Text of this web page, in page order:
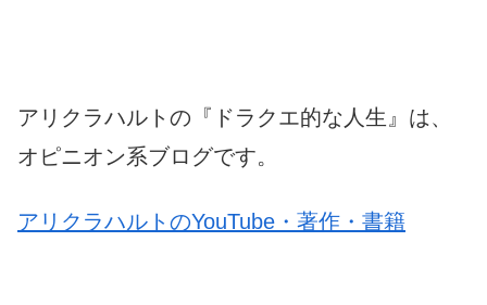
アリクラハルトの『ドラクエ的な人生』は、
オピニオン系ブログです。
アリクラハルトのYouTube・著作・書籍